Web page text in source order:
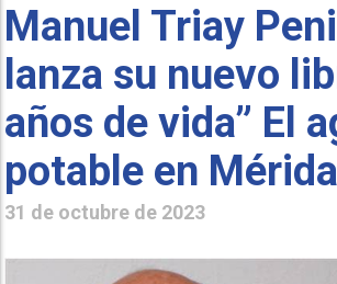
Manuel Triay
lanza su nuevo
años de vida” El
potable en Mérida
31 de octubre de 2023